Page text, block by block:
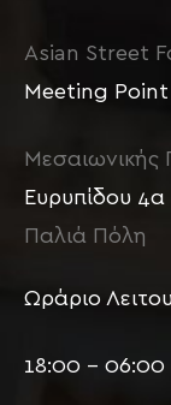
Asian Street
Meeting Point
Μεσαιωνικής
Ευρυπίδου 4α
Παλιά Πόλη
Ωράριο
18:00 – 06:00